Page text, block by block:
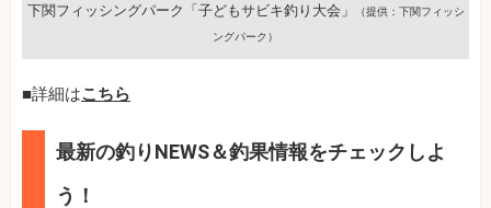
下関フィッシングパーク「子どもサビキ釣り大会」 （提供：下関フィッシ
ングパーク）
■詳細はこちら
最新の釣りNEWS＆釣果情報をチェックしよ
う！